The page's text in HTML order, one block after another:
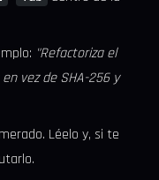
"Refactoriza el
vez de SHA-256 y
Léelo y, si te